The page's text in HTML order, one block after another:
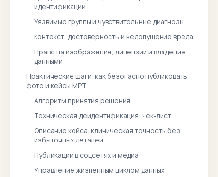
идентификации
Уязвимые группы и чувствительные диагнозы
Контекст, достоверность и недопущение вреда
Право на изображение, лицензии и владение
данными
Практические шаги: как безопасно публиковать
фото и кейсы МРТ
Алгоритм принятия решения
Техническая деидентификация: чек‑лист
Описание кейса: клиническая точность без
избыточных деталей
Публикации в соцсетях и медиа
Управление жизненным циклом данных